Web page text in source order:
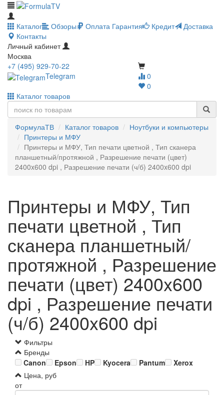
Каталог Обзоры Оплата Гарантия Кредит
Доставка
Контакты
Личный кабинет
Москва
0
0
+7 (495) 929-70-22
Telegram
Каталог товаров
ФормулаТВ Каталог товаров
Ноутбуки и компьютеры
Принтеры и МФУ
Принтеры и МФУ, Тип печати цветной , Тип сканера
планшетный/протяжной , Разрешение печати (цвет)
2400x600 dpi , Разрешение печати (ч/б) 2400x600 dpi
Принтеры и МФУ, Тип
печати цветной , Тип
сканера планшетный/
протяжной , Разрешение
печати (цвет) 2400x600
dpi , Разрешение печати
(ч/б) 2400x600 dpi
Фильтры
Бренды
Canon
Epson HP Kyocera Pantum
Xerox
Цена, руб
от